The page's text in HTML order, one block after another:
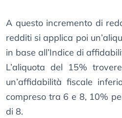
A questo incremento di
redditi si applica poi
in base all’Indice di
L’aliquota del 15%
un’affidabilità fiscale
compreso tra 6 e 8, 10%
di 8.